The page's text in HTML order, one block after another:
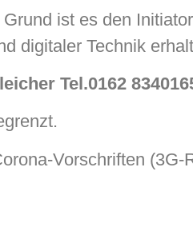
ist es den
digitaler Technik
Bleicher
ist
Vorschriften (3G-